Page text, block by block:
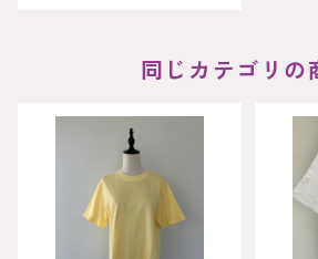
同じカテゴリの